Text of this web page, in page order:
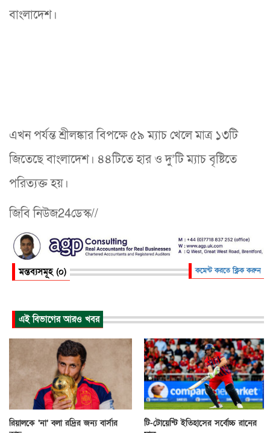
বাংলাদেশ।
এখন পর্যন্ত শ্রীলঙ্কার বিপক্ষে ৫৯ ম্যাচ খেলে মাত্র ১৩টি
জিতেছে বাংলাদেশ। ৪৪টিতে হার ও দু’টি ম্যাচ বৃষ্টিতে
পরিত্যক্ত হয়।
জিবি নিউজ24ডেস্ক//
মন্তব্যসমূহ (০) কমেন্ট করতে ক্লিক করুন
এই বিভাগের আরও খবর
রিয়ালকে ‘না’ বলা রদ্রির জন্য বার্সার
টি-টোয়েন্টি ইতিহাসের সর্বোচ্চ রানের